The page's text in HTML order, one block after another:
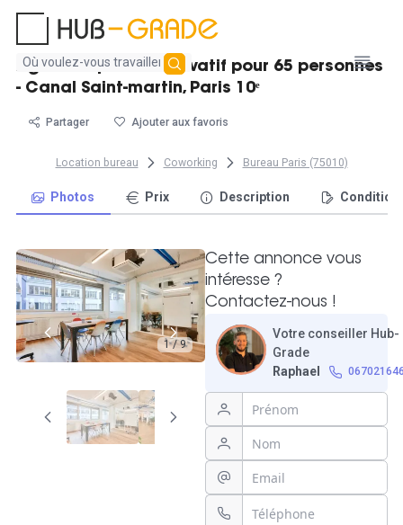
Aucun
résultat
Agréable plateau privatif pour 65 personnes
- Canal Saint-martin, Paris 10ᵉ
Partager Ajouter aux favoris
Location bureau Coworking Bureau Paris (75010)
Photos Prix Description
1 / 9
Cette annonce vous
intéresse ?
Contactez-nous !
Votre conseiller Hub-
Grade
Raphael